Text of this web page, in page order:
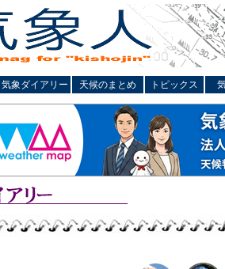
気象ダイアリー 天候のまとめ トピックス